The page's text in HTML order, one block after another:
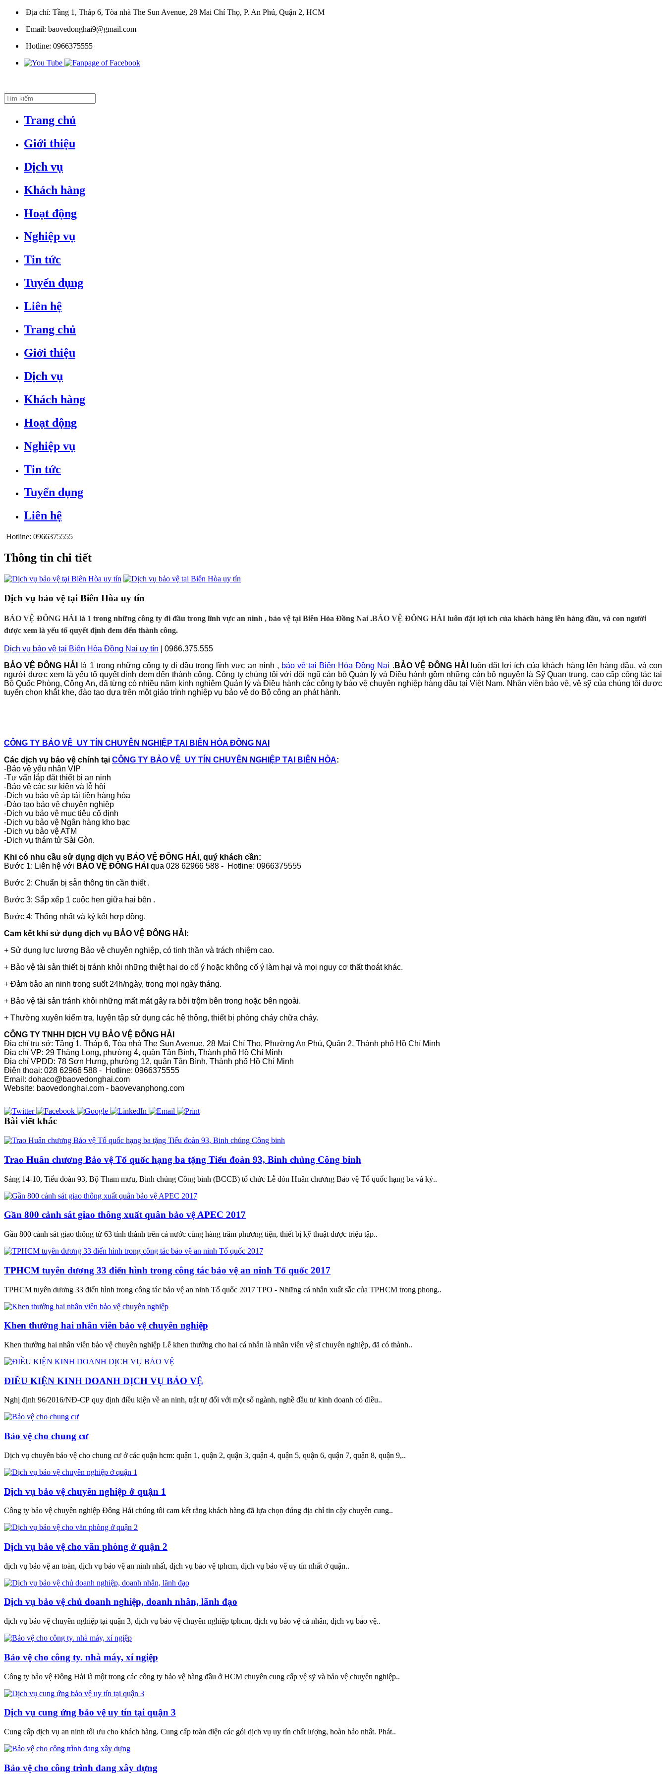
Địa chỉ: Tầng 1, Tháp 6, Tòa nhà The Sun Avenue, 28 Mai Chí Thọ, P. An Phú, Quận 2, HCM
Email: baovedonghai9@gmail.com
Hotline: 0966375555
Trang chủ
Giới thiệu
Dịch vụ
Khách hàng
Hoạt động
Nghiệp vụ
Tin tức
Tuyển dụng
Liên hệ
Trang chủ
Giới thiệu
Dịch vụ
Khách hàng
Hoạt động
Nghiệp vụ
Tin tức
Tuyển dụng
Liên hệ
Hotline: 0966375555
Thông tin chi tiết
Dịch vụ bảo vệ tại Biên Hòa uy tín
BẢO VỆ ĐÔNG HẢI là 1 trong những công ty đi đầu trong lĩnh vực an ninh , bảo vệ tại Biên Hòa Đồng Nai .BẢO VỆ ĐÔNG HẢI luôn đặt lợi ích của khách hàng lên hàng đầu, và con người
được xem là yếu tố quyết định đem đến thành công.
Dịch vụ bảo vệ tại Biên Hòa Đồng Nai uy tín | 0966.375.555
BẢO VỆ ĐÔNG HẢI
là 1 trong những công ty đi đầu trong lĩnh vực an ninh , bảo vệtại Biên Hòa Đồng Nai . BẢO VỆ ĐÔNG HẢI
luôn đặt lợi ích của khách hàng lên hàng đầu, và con
người được xem là yếu tố quyết định đem đến thành công. Công ty chúng tôi với đội ngũ cán bộ Quản lý và Điều hành gồm những cán bộ nguyên là Sỹ Quan trung, cao cấp công tác tại
Bộ Quốc Phòng, Công An, đã từng có nhiều năm kinh nghiệm Quản lý và Điều hành các công ty bảo vệ chuyên nghiệp hàng đầu tại Việt Nam. Nhân viên bảo vệ, vệ sỹ của chúng tôi được
tuyển chọn khắt khe, đào tạo dựa trên một giáo trình nghiệp vụ bảo vệ do Bộ công an phát hành.
CÔNG TY BẢO VỆ UY TÍN CHUYÊN NGHIỆP TẠI BIÊN HÒA ĐỒNG NAI
Các dịch vụ bảo vệ chính tại CÔNG TY BẢO VỆ UY TÍN CHUYÊN NGHIỆP TẠI BIÊN HÒA:
-Bảo vệ yếu nhân VIP
-Tư vấn lắp đặt thiết bị an ninh
-Bảo vệ các sự kiện và lễ hội
-Dịch vụ bảo vệ áp tải tiền hàng hóa
-Đào tạo bảo vệ chuyên nghiệp
-Dịch vụ bảo vệ mục tiêu cố định
-Dịch vụ bảo vệ Ngân hàng kho bạc
-Dich vụ bảo vệ ATM
-Dich vụ thám tử Sài Gòn.
Khi có nhu cầu sử dụng dịch vụ BẢO VỆ ĐÔNG HẢI , quý khách cần:
Bước 1: Liên hệ với BẢO VỆ ĐÔNG HẢI qua 028 62966 588 - Hotline: 0966375555
Bước 2: Chuẩn bị sẵn thông tin cần thiết .
Bước 3: Sắp xếp 1 cuộc hẹn giữa hai bên .
Bước 4: Thống nhất và ký kết hợp đồng.
Cam kết khi sử dụng dịch vụ BẢO VỆ ĐÔNG HẢI :
+ Sử dụng lực lượng Bảo vệ chuyên nghiệp, có tinh thần và trách nhiệm cao.
+ Bảo vệ tài sản thiết bị tránh khỏi những thiệt hại do cố ý hoặc không cố ý làm hại và mọi nguy cơ thất thoát khác.
+ Đảm bảo an ninh trong suốt 24h/ngày, trong mọi ngày tháng.
+ Bảo vệ tài sản tránh khỏi những mất mát gây ra bởi trộm bên trong hoặc bên ngoài.
+ Thường xuyên kiểm tra, luyện tập sử dụng các hệ thông, thiết bị phòng cháy chữa cháy.
CÔNG TY TNHH DỊCH VỤ BẢO VỆ ĐÔNG HẢI
Địa chỉ trụ sở: Tầng 1, Tháp 6, Tòa nhà The Sun Avenue, 28 Mai Chí Thọ, Phường An Phú, Quận 2, Thành phố Hồ Chí Minh
Địa chỉ VP: 29 Thăng Long, phường 4, quận Tân Bình, Thành phố Hồ Chí Minh
Địa chỉ VPĐD: 78 Sơn Hưng, phường 12, quận Tân Bình, Thành phố Hồ Chí Minh
Điện thoại: 028 62966 588 - Hotline: 0966375555
Email: dohaco@baovedonghai.com
Website: baovedonghai.com - baovevanphong.com
Bài viết khác
Trao Huân chương Bảo vệ Tổ quốc hạng ba tặng Tiểu đoàn 93, Binh chủng Công binh
Sáng 14-10, Tiểu đoàn 93, Bộ Tham mưu, Binh chủng Công binh (BCCB) tổ chức Lễ đón Huân chương Bảo vệ Tổ quốc hạng ba và kỷ..
Gần 800 cảnh sát giao thông xuất quân bảo vệ APEC 2017
Gần 800 cảnh sát giao thông từ 63 tỉnh thành trên cả nước cùng hàng trăm phương tiện, thiết bị kỹ thuật được triệu tập..
TPHCM tuyên dương 33 điển hình trong công tác bảo vệ an ninh Tổ quốc 2017
TPHCM tuyên dương 33 điển hình trong công tác bảo vệ an ninh Tổ quốc 2017 TPO - Những cá nhân xuất sắc của TPHCM trong phong..
Khen thưởng hai nhân viên bảo vệ chuyên nghiệp
Khen thưởng hai nhân viên bảo vệ chuyên nghiệp Lễ khen thưởng cho hai cá nhân là nhân viên vệ sĩ chuyên nghiệp, đã có thành..
ĐIỀU KIỆN KINH DOANH DỊCH VỤ BẢO VỆ
Nghị định 96/2016/NĐ-CP quy định điều kiện về an ninh, trật tự đối với một số ngành, nghề đầu tư kinh doanh có điều..
Bảo vệ cho chung cư
Dịch vụ chuyên bảo vệ cho chung cư ở các quận hcm: quận 1, quận 2, quận 3, quận 4, quận 5, quận 6, quận 7, quận 8, quận 9,..
Dịch vụ bảo vệ chuyên nghiệp ở quận 1
Công ty bảo vệ chuyên nghiệp Đông Hải chúng tôi cam kết rằng khách hàng đã lựa chọn đúng địa chỉ tin cậy chuyên cung..
Dịch vụ bảo vệ cho văn phòng ở quận 2
dịch vụ bảo vệ an toàn, dịch vụ bảo vệ an ninh nhất, dịch vụ bảo vệ tphcm, dịch vụ bảo vệ uy tín nhất ở quận..
Dịch vụ bảo vệ chủ doanh nghiệp, doanh nhân, lãnh đạo
dịch vụ bảo vệ chuyên nghiệp tại quận 3, dịch vụ bảo vệ chuyên nghiệp tphcm, dịch vụ bảo vệ cá nhân, dịch vụ bảo vệ..
Bảo vệ cho công ty. nhà máy, xí ngiệp
Công ty bảo vệ Đông Hải là một trong các công ty bảo vệ hàng đầu ở HCM chuyên cung cấp vệ sỹ và bảo vệ chuyên nghiệp..
Dịch vụ cung ứng bảo vệ uy tín tại quận 3
Cung cấp dịch vụ an ninh tối ưu cho khách hàng. Cung cấp toàn diện các gói dịch vụ uy tín chất lượng, hoàn hảo nhất. Phát..
Bảo vệ cho công trình đang xây dựng